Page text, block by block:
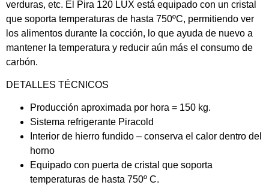
verduras, etc. El Pira 120 LUX está equipado con un cristal
que soporta temperaturas de hasta 750ºC, permitiendo ver
los alimentos durante la cocción, lo que ayuda de nuevo a
mantener la temperatura y reducir aún más el consumo de
carbón.
DETALLES TÉCNICOS
Producción aproximada por hora = 150 kg.
Sistema refrigerante Piracold
Interior de hierro fundido – conserva el calor dentro del
horno
Equipado con puerta de cristal que soporta
temperaturas de hasta 750º C.